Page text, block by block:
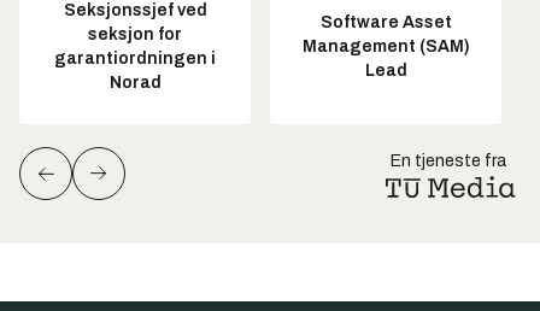
Seksjonssjef ved
seksjon for
garantiordningen i
Norad
Software Asset
Management (SAM)
Lead
En tjeneste fra